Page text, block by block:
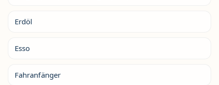
Erdöl
Esso
Fahranfänger